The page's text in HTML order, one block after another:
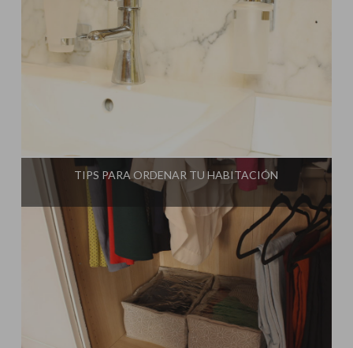
TIPS PARA ORDENAR TU HABITACIÓN